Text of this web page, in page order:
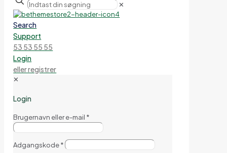
✕
Search
Support
53 53 55 55
Login
eller registrer
✕
Login
Brugernavn eller e-mail *
Adgangskode*